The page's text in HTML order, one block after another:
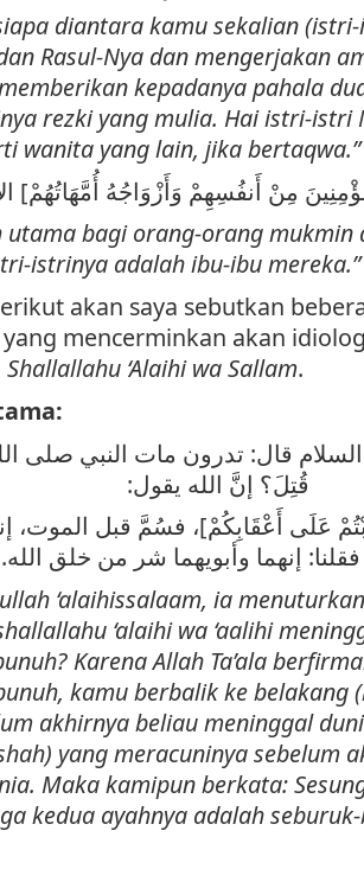
diantara kamu sekalian
Rasul-Nya dan mengerjakan
kepadanya pahala
rezki yang mulia. Hai istri-istri
wanita yang lain, jika
مِنْ أَنفُسِهِمْ وَأَزْوَاجُهُ أُمَّهَاتُهُمْ]
utama bagi orang-orang
istrinya adalah ibu-ibu
akan saya sebutkan
yang mencerminkan akan
Shallallahu ‘Alaihi wa Sallam.
قال: تدرون مات النبي صلى
قُتِلَ؟ إنَّ الله يقول:
عَلَى أَعْقَابِكُمْ]، فسُمَّ قبل الموت،
إنهما وأبويهما شر من خلق الله.
‘alaihissalaam, ia
‘alaihi wa ‘aalihi
Karena Allah Ta’ala
kamu berbalik ke belakang
akhirnya beliau meninggal
yang meracuninya sebelum
Maka kamipun berkata:
kedua ayahnya adalah